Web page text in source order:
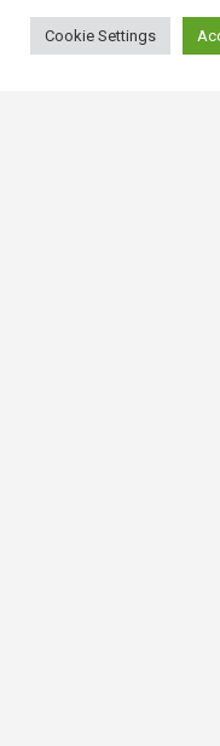
Cookie Settings